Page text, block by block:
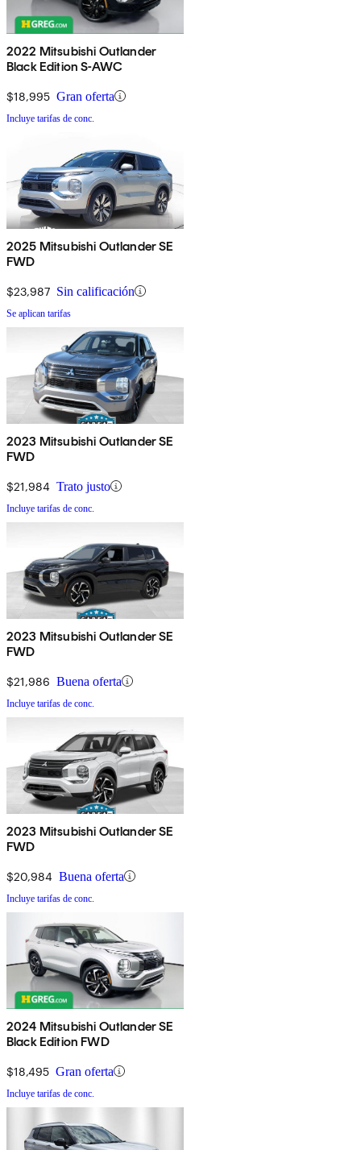
2022 Mitsubishi Outlander
Black Edition S-AWC
$18,995 Gran oferta
Incluye tarifas de conc.
2025 Mitsubishi Outlander SE
FWD
$23,987 Sin calificación
Se aplican tarifas
2023 Mitsubishi Outlander SE
FWD
$21,984 Trato justo
Incluye tarifas de conc.
2023 Mitsubishi Outlander SE
FWD
$21,986 Buena oferta
Incluye tarifas de conc.
2023 Mitsubishi Outlander SE
FWD
$20,984 Buena oferta
Incluye tarifas de conc.
2024 Mitsubishi Outlander SE
Black Edition FWD
$18,495 Gran oferta
Incluye tarifas de conc.